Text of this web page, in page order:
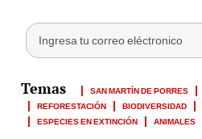
SAN MARTÍN DE PORRES
REFORESTACIÓN
BIODIVERSIDAD
ESPECIES EN EXTINCIÓN
ANIMALES